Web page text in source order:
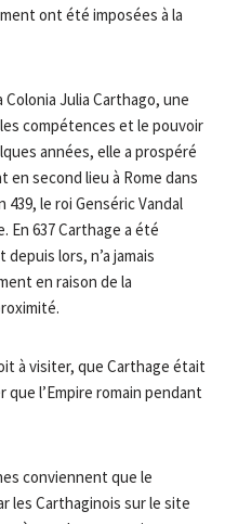
ont été imposées à la
Julia Carthago, une
compétences et le pouvoir
années, elle a prospéré
second lieu à Rome dans
le roi Genséric Vandal
En 637 Carthage a été
lors, n’a jamais
en raison de la
à visiter, que Carthage était
l’Empire romain pendant
conviennent que le
les Carthaginois sur le site